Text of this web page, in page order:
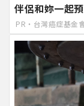
伴侶和妳一起
PR・台灣癌症基金